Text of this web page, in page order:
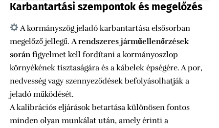
Karbantartási szempontok és megelőzés
A kormányszög jeladó karbantartása elsősorban
megelőző jellegű. A rendszeres járműellenőrzések
során figyelmet kell fordítani a kormányoszlop
környékének tisztaságára és a kábelek épségére. A por,
nedvesség vagy szennyeződések befolyásolhatják a
jeladó működését.
A kalibrációs eljárások betartása különösen fontos
minden olyan munkálat után, amely érinti a